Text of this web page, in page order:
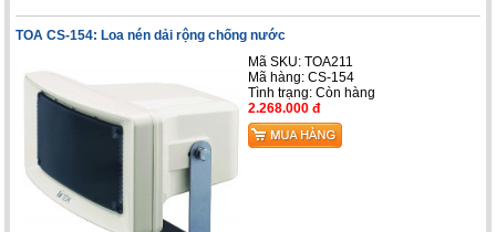
TOA CS-154: Loa nén dải rộng chống nước
Mã SKU: TOA211
Mã hàng: CS-154
Tình trạng: Còn hàng
2.268.000 đ